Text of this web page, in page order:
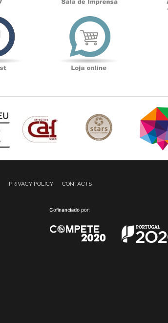
PRIVACY POLICY CONTACTS